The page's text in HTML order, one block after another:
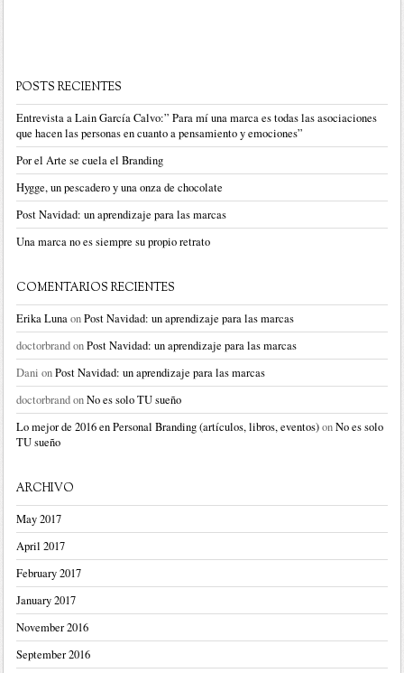
POSTS RECIENTES
Entrevista a Lain García Calvo:” Para mí una marca es todas las asociaciones
que hacen las personas en cuanto a pensamiento y emociones”
Por el Arte se cuela el Branding
Hygge, un pescadero y una onza de chocolate
Post Navidad: un aprendizaje para las marcas
Una marca no es siempre su propio retrato
COMENTARIOS RECIENTES
Erika LunaonPost Navidad: un aprendizaje para las marcas
doctorbrandonPost Navidad: un aprendizaje para las marcas
Dani onPost Navidad: un aprendizaje para las marcas
doctorbrandonNo es solo TU sueño
Lo mejor de 2016 en Personal Branding (artículos, libros, eventos)onNo es solo
TU sueño
ARCHIVO
May 2017
April 2017
February 2017
January 2017
November 2016
September 2016